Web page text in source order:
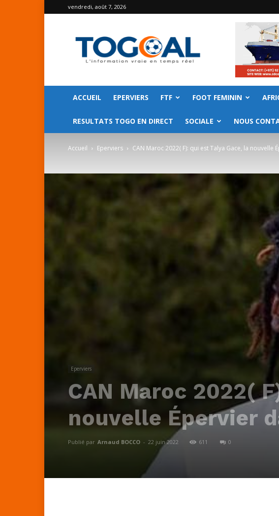
vendredi, août 7, 2026
GOAL
ACCUEIL EPERVIERS FTF FOOT FEMININ
RESULTATS TOGO EN DIRECT SOCIALE NOUS
Accueil Eperviers CAN Maroc 2022( F): qui est Talya Gace, la nouvelle
Eperviers
CAN Maroc 2022(
nouvelle Épervier
Publié par Arnaud BOCCO - 22 juin 2022 611 0